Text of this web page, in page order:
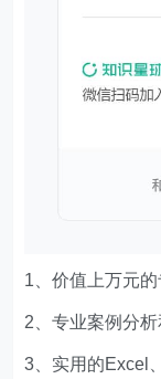
1、价值上万元的
2、专业案例分析
3、实用的Excel